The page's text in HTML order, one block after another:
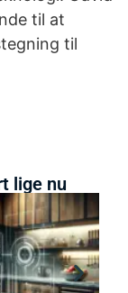
til at
til
lige nu